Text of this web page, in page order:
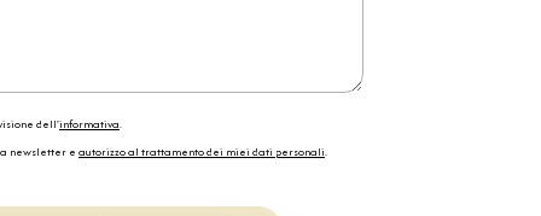
dell'informativa.
newsletter e autorizzo al trattamento dei miei dati personali.